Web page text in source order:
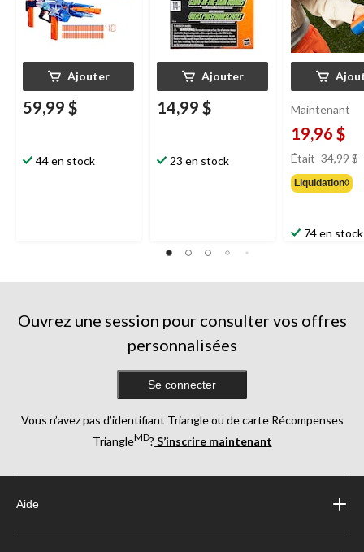
Ajouter
59,99 $
44 en stock
Ajouter
14,99 $
23 en stock
Maintenant
19,96 $
Était 34,99 $
Liquidation◊
74 en stock
Ouvrez une session pour consulter vos offres
personnalisées
Se connecter
Vous n’avez pas d’identifiant Triangle ou de carte Récompenses
TriangleMD? S’inscrire maintenant
Aide